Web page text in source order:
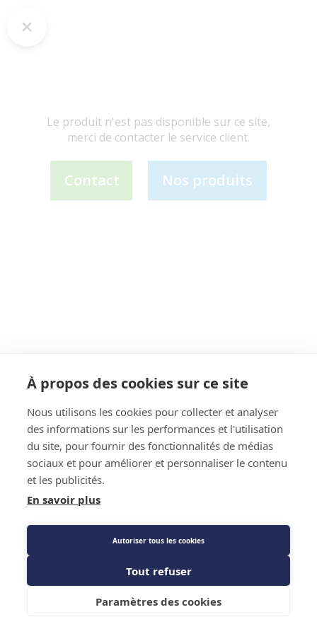
Le produit n'est pas disponible sur ce site,
merci de contacter le service client.
Contact Nos produits
À propos des cookies sur ce site
Nous utilisons les cookies pour collecter et analyser
des informations sur les performances et l'utilisation
du site, pour fournir des fonctionnalités de médias
sociaux et pour améliorer et personnaliser le contenu
et les publicités.
En savoir plus
Autoriser tous les cookies
Tout refuser
Paramètres des cookies